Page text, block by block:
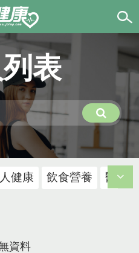
表
健康 飲食營養 醫療
資料